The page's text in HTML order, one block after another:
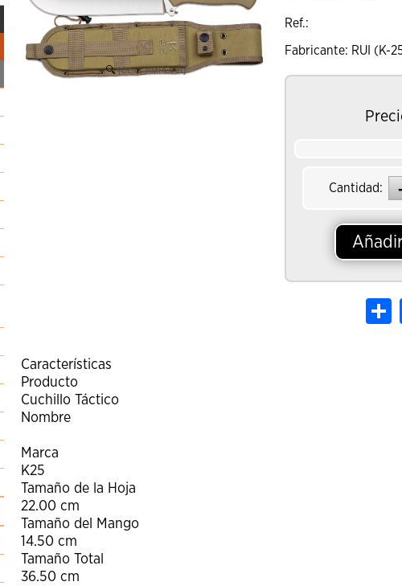
[CLIC_AMPLIAR]
Ref.:
Fabricante: RUI (K-
Cantidad:
Características
Producto
Cuchillo Táctico
Nombre
Marca
K25
Tamaño de la Hoja
22.00 cm
Tamaño del Mango
14.50 cm
Tamaño Total
36.50 cm